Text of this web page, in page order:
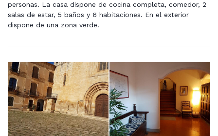
personas. La casa dispone de cocina completa, comedor, 2
salas de estar, 5 baños y 6 habitaciones. En el exterior
dispone de una zona verde.